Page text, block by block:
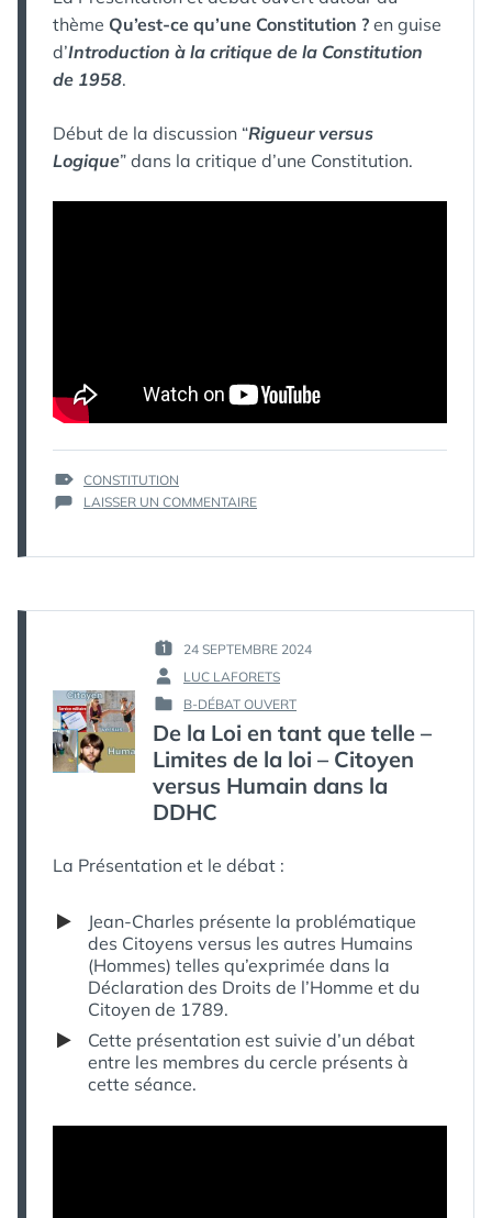
thème Qu’est-ce qu’une Constitution ? en guise
d’Introduction à la critique de la Constitution
de 1958.
Début de la discussion “Rigueur versus
Logique” dans la critique d’une Constitution.
ÉTIQUETTES :
CONSTITUTION
LAISSER UN COMMENTAIRESUR
QU’UNE
À
CRITIQUE
–
PARTIE
PUBLIÉ
LE :
24 SEPTEMBRE 2024
PAR :
LUC LAFORETS
PUBLIÉ
DANS
B-DÉBAT OUVERT
De la Loi en tant que telle –
Limites de la loi – Citoyen
versus Humain dans la
DDHC
La Présentation et le débat :
Jean-Charles présente la problématique
des Citoyens versus les autres Humains
(Hommes) telles qu’exprimée dans la
Déclaration des Droits de l’Homme et du
Citoyen de 1789.
Cette présentation est suivie d’un débat
entre les membres du cercle présents à
cette séance.